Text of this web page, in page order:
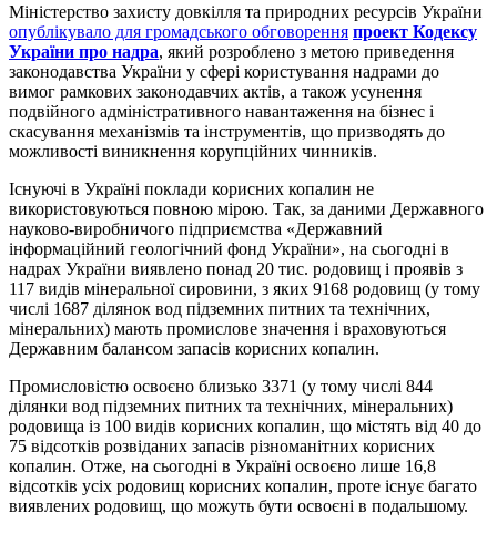
Міністерство захисту довкілля та природних ресурсів України
опублікувало для громадського обговорення проект Кодексу
України про надра, який розроблено з метою приведення
законодавства України у сфері користування надрами до
вимог рамкових законодавчих актів, а також усунення
подвійного адміністративного навантаження на бізнес і
скасування механізмів та інструментів, що призводять до
можливості виникнення корупційних чинників.
Існуючі в Україні поклади корисних копалин не
використовуються повною мірою. Так, за даними Державного
науково-виробничого підприємства «Державний
інформаційний геологічний фонд України», на сьогодні в
надрах України виявлено понад 20 тис. родовищ і проявів з
117 видів мінеральної сировини, з яких 9168 родовищ (у тому
числі 1687 ділянок вод підземних питних та технічних,
мінеральних) мають промислове значення і враховуються
Державним балансом запасів корисних копалин.
Промисловістю освоєно близько 3371 (у тому числі 844
ділянки вод підземних питних та технічних, мінеральних)
родовища із 100 видів корисних копалин, що містять від 40 до
75 відсотків розвіданих запасів різноманітних корисних
копалин. Отже, на сьогодні в Україні освоєно лише 16,8
відсотків усіх родовищ корисних копалин, проте існує багато
виявлених родовищ, що можуть бути освоєні в подальшому.